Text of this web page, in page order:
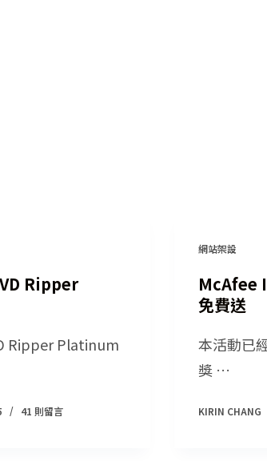
Ripper
Ripper Platinum
41 則留言
網站架設
McAfee
免費送
本活動已
獎 …
KIRIN CHANG